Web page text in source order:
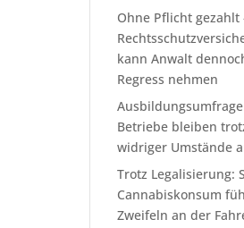
Ohne Pflicht gezahlt
kann Anwalt
Regress nehmen
Ausbildungsumfrage
Betriebe bleiben
widriger Umstände
Trotz Legalisierung:
Cannabiskonsum
Zweifeln an der